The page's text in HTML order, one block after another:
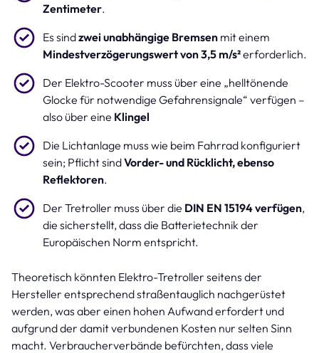
Zentimeter.
Es sindzwei unabhängige Bremsen mit einem
Mindestverzögerungswert von 3,5 m/s²erforderlich.
Der Elektro-Scooter muss über eine „helltönende
Glocke für notwendige Gefahrensignale“ verfügen –
also über eine Klingel
Die Lichtanlage muss wie beim Fahrrad konfiguriert
sein; Pflicht sindVorder- und Rücklicht, ebenso
Reflektoren.
Der Tretroller muss über die DIN EN 15194 verfügen,
die sicherstellt, dass die Batterietechnik der
Europäischen Norm entspricht.
Theoretisch könnten Elektro-Tretroller seitens der
Hersteller entsprechend straßentauglich nachgerüstet
werden, was aber einen hohen Aufwand erfordert und
aufgrund der damit verbundenen Kosten nur selten Sinn
macht. Verbraucherverbände befürchten, dass viele